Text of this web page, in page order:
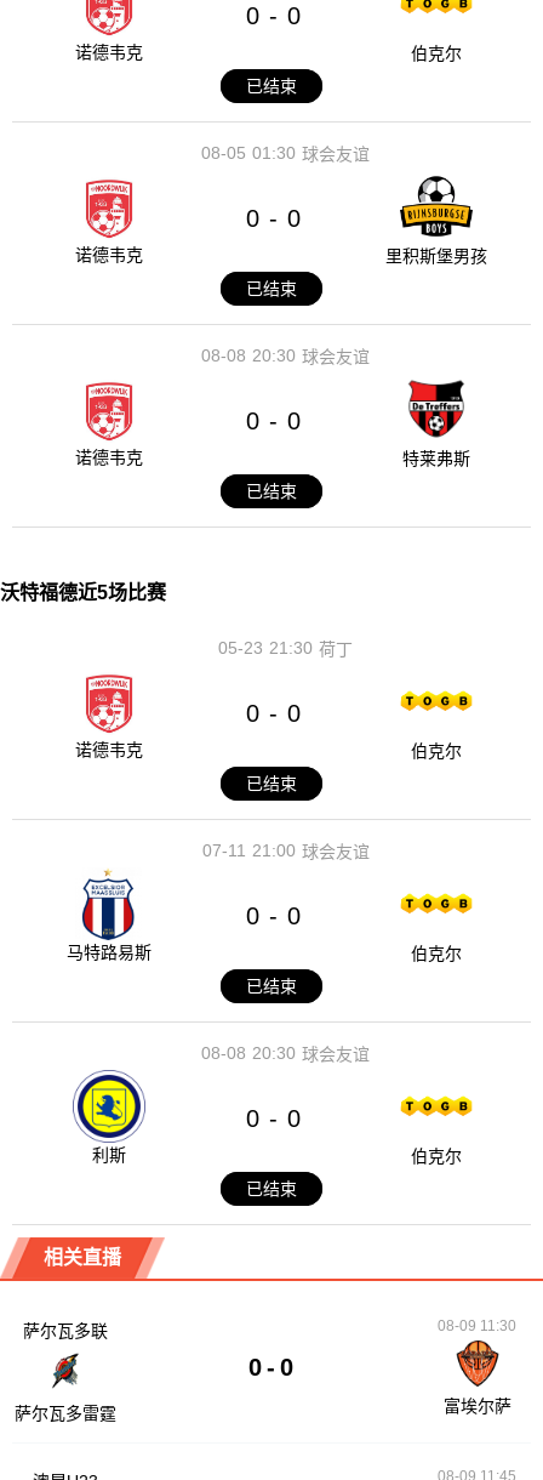
诺德韦克
0 - 0
伯克尔
已结束
01:30
08-05 球会友谊
诺德韦克
0 - 0
里积斯堡男孩
已结束
20:30
08-08 球会友谊
诺德韦克
0 - 0
特莱弗斯
已结束
沃特福德近5场比赛
21:30
05-23 荷丁
诺德韦克
0 - 0
伯克尔
已结束
21:00
07-11 球会友谊
马特路易斯
0 - 0
伯克尔
已结束
20:30
08-08 球会友谊
利斯
0 - 0
伯克尔
已结束
相关直播
萨尔瓦多联
萨尔瓦多雷霆
0 - 0
08-09 11:30
富埃尔萨